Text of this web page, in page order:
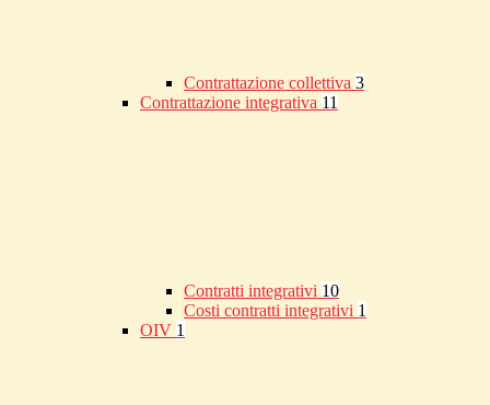
Contrattazione collettiva 3
Contrattazione integrativa 11
Contratti integrativi 10
Costi contratti integrativi 1
OIV 1